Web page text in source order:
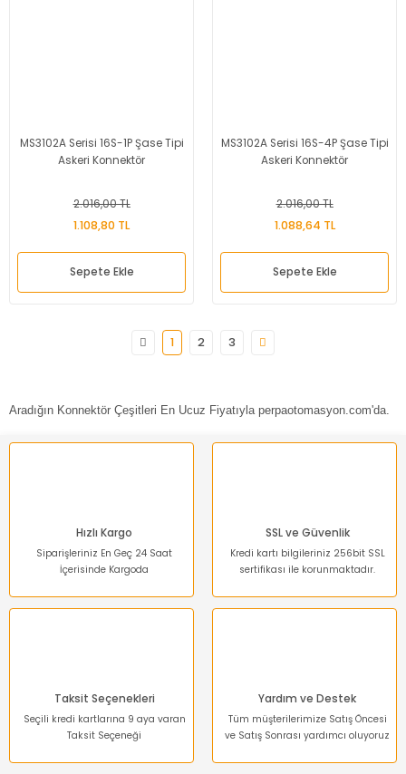
MS3102A Serisi 16S-1P Şase Tipi
Askeri Konnektör
2.016,00 TL
1.108,80 TL
Sepete Ekle
MS3102A Serisi 16S-4P Şase Tipi
Askeri Konnektör
2.016,00 TL
1.088,64 TL
Sepete Ekle
1 2 3
Aradığın Konnektör Çeşitleri En Ucuz Fiyatıyla perpaotomasyon.com'da.
Hızlı Kargo
Siparişleriniz En Geç 24 Saat
İçerisinde Kargoda
SSL ve Güvenlik
Kredi kartı bilgileriniz 256bit SSL
sertifikası ile korunmaktadır.
Taksit Seçenekleri
Seçili kredi kartlarına 9 aya varan
Taksit Seçeneği
Yardım ve Destek
Tüm müşterilerimize Satış Öncesi
ve Satış Sonrası yardımcı oluyoruz